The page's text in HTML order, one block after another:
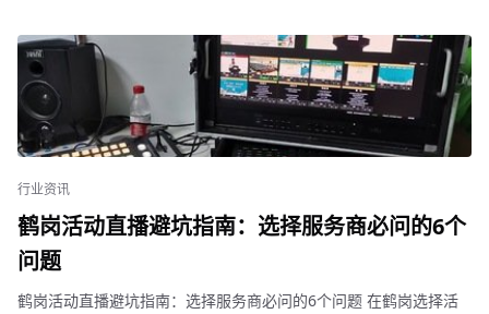
行业资讯
鹤岗活动直播避坑指南：选择服务商必问的6个
问题
鹤岗活动直播避坑指南：选择服务商必问的6个问题 在鹤岗选择活